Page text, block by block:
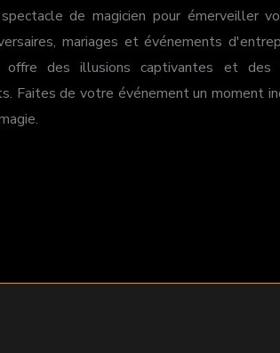
de magicien pour émerveiller
mariages et événements
offre des illusions captivantes et
Faites de votre événement un moment